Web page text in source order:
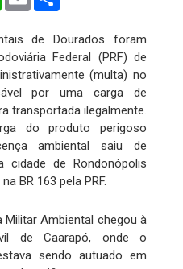
de Dourados foram
Federal (PRF) de
(multa) no
por uma carga de
transportada ilegalmente.
do produto perigoso
ambiental saiu de
cidade de Rondonópolis
BR 163 pela PRF.
Militar Ambiental chegou à
de Caarapó, onde o
sendo autuado em